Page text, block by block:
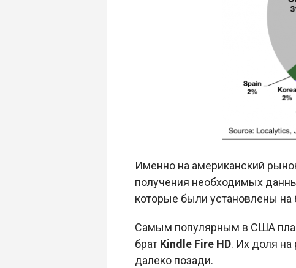
Именно на американский
получения необходимых
которые были установлены на
Самым популярным в США
брат Kindle Fire HD. Их доля на
далеко позади.